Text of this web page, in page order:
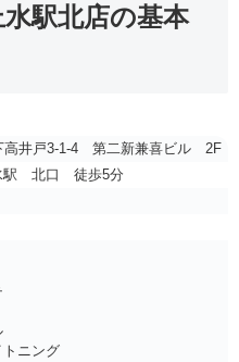
駅北店の基本
高井戸3-1-4 第二新兼喜ビル 2F
駅 北口 徒歩5分
ニング